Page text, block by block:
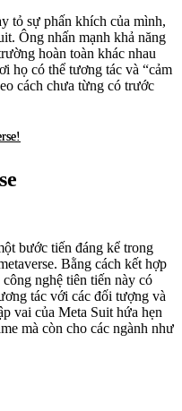
tỏ sự phấn khích của mình,
Ông nhấn mạnh khả năng
hoàn toàn khác nhau
họ có thể tương tác và “cảm
cách chưa từng có trước
bước tiến đáng kể trong
Bằng cách kết hợp
nghệ tiên tiến này có
tác với các đối tượng và
vai của Meta Suit hứa hẹn
mà còn cho các ngành như